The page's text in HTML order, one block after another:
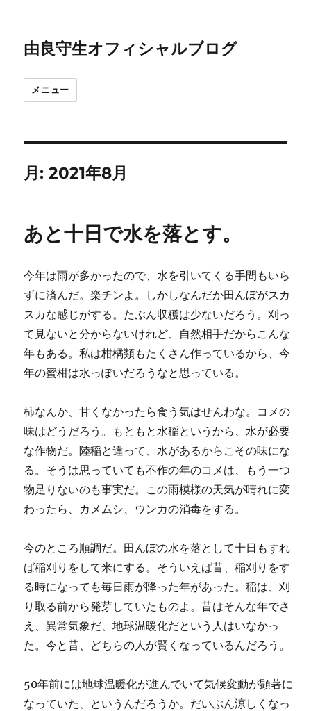
由良守生オフィシャルブログ
メニュー
月:2021年8月
あと十日で水を落とす。
今年は雨が多かったので、水を引いてくる手間もいら
ずに済んだ。楽チンよ。しかしなんだか田んぼがスカ
スカな感じがする。たぶん収穫は少ないだろう。刈っ
て見ないと分からないけれど、自然相手だからこんな
年もある。私は柑橘類もたくさん作っているから、今
年の蜜柑は水っぽいだろうなと思っている。
柿なんか、甘くなかったら食う気はせんわな。コメの
味はどうだろう。もともと水稲というから、水が必要
な作物だ。陸稲と違って、水があるからこその味にな
る。そうは思っていても不作の年のコメは、もう一つ
物足りないのも事実だ。この雨模様の天気が晴れに変
わったら、カメムシ、ウンカの消毒をする。
今のところ順調だ。田んぼの水を落として十日もすれ
ば稲刈りをして米にする。そういえば昔、稲刈りをす
る時になっても毎日雨が降った年があった。稲は、刈
り取る前から発芽していたものよ。昔はそんな年でさ
え、異常気象だ、地球温暖化だという人はいなかっ
た。今と昔、どちらの人が賢くなっているんだろう。
50年前には地球温暖化が進んでいて気候変動が顕著に
なっていた、というんだろうか。だいぶん涼しくなっ